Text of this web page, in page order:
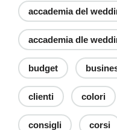
accademia del
accademia dle
budget
clienti colori
consigli corsi